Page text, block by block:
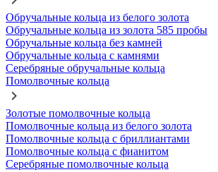
Обручальные кольца из белого золота
Обручальные кольца из золота 585 пробы
Обручальные кольца без камней
Обручальные кольца с камнями
Серебряные обручальные кольца
Помолвочные кольца
Золотые помолвочные кольца
Помолвочные кольца из белого золота
Помолвочные кольца с бриллиантами
Помолвочные кольца с фианитом
Серебряные помолвочные кольца